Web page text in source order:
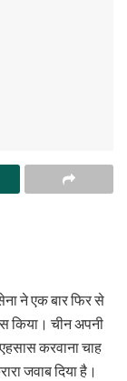
ने एक बार फिर से
किया। चीन अपनी
करवाना चाह
जवाब दिया है।